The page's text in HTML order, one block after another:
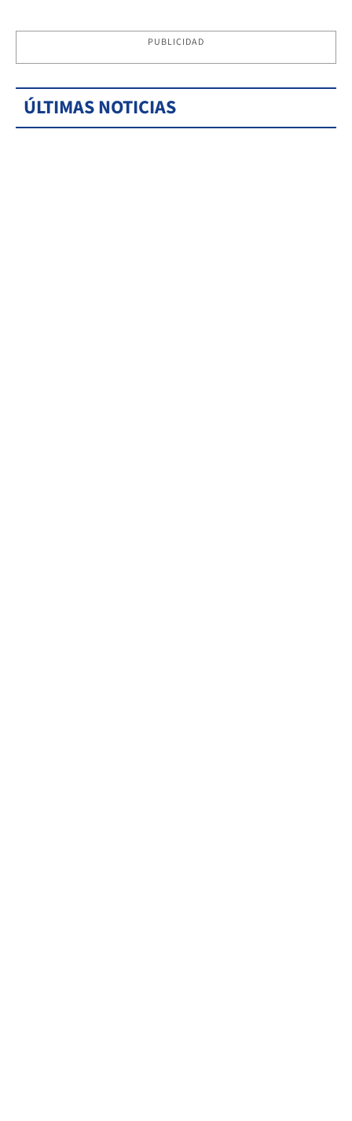
PUBLICIDAD
ÚLTIMAS NOTICIAS